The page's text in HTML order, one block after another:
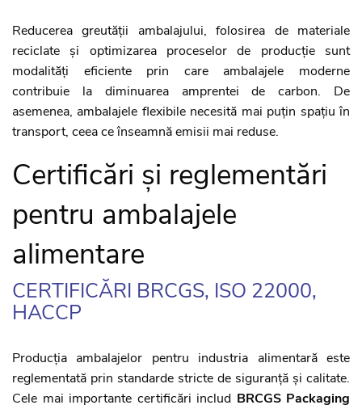
Reducerea greutății ambalajului, folosirea de materiale
reciclate și optimizarea proceselor de producție sunt
modalități eficiente prin care ambalajele moderne
contribuie la diminuarea amprentei de carbon. De
asemenea, ambalajele flexibile necesită mai puțin spațiu în
transport, ceea ce înseamnă emisii mai reduse.
Certificări și reglementări
pentru ambalajele
alimentare
CERTIFICĂRI BRCGS, ISO 22000,
HACCP
Producția ambalajelor pentru industria alimentară este
reglementată prin standarde stricte de siguranță și calitate.
Cele mai importante certificări includ BRCGS Packaging